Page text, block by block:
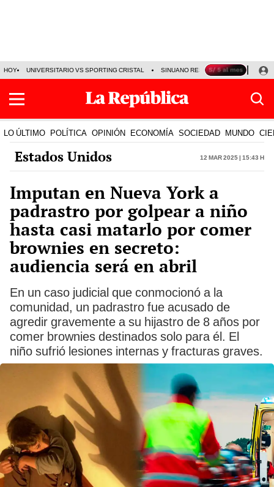
HOY UNIVERSITARIO VS SPORTING CRISTAL SINUANO RESULTADOS HOY
LO ÚLTIMO POLÍTICA OPINIÓN ECONOMÍA SOCIEDAD MUNDO
Estados Unidos 12 Mar 2025 | 15:43 h
Imputan en Nueva York a
padrastro por golpear a niño
hasta casi matarlo por comer
brownies en secreto:
audiencia será en abril
En un caso judicial que conmocionó a la
comunidad, un padrastro fue acusado de
agredir gravemente a su hijastro de 8 años por
comer brownies destinados solo para él. El
niño sufrió lesiones internas y fracturas graves.